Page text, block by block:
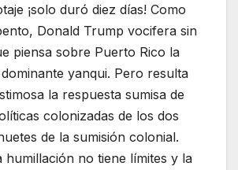
¡solo duró diez días! Como
Donald Trump vocifera sin
piensa sobre Puerto Rico la
yanqui. Pero resulta
la respuesta sumisa de
colonizadas de los dos
de la sumisión colonial.
humillación no tiene límites y la